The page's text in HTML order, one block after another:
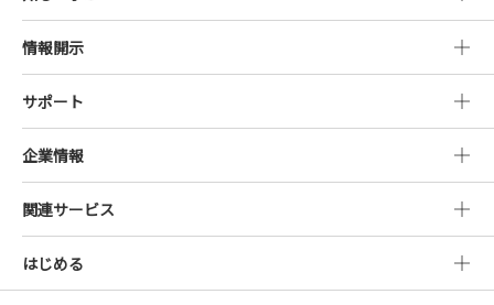
情報開示
サポート
企業情報
関連サービス
はじめる